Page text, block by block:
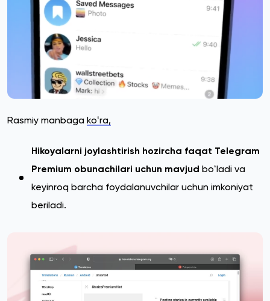
Rasmiy manbaga koʻra,
Hikoyalarni joylashtirish hozircha faqat Telegram
Premium obunachilari uchun mavjud boʻladi va
keyinroq barcha foydalanuvchilar uchun imkoniyat
beriladi.